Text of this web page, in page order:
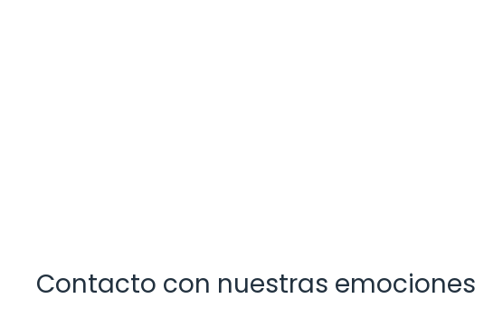
Contacto con nuestras emociones